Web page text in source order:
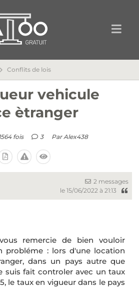
Conflits de lois
vehicule
ètranger
fois 3 ParAlex438
2 messages
le 15/06/2022 à 21:13
remercie de bien vouloir
probléme : lors d'une location
dans un pays autre que
suis fait controler avec un taux
le taux en vigueur dans le pays